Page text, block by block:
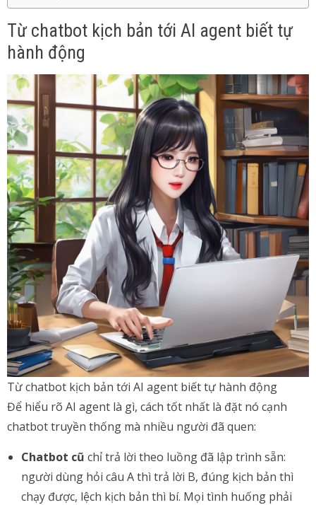
Từ chatbot kịch bản tới AI agent biết tự
hành động
Từ chatbot kịch bản tới AI agent biết tự hành động
Để hiểu rõ AI agent là gì, cách tốt nhất là đặt nó cạnh
chatbot truyền thống mà nhiều người đã quen:
Chatbot cũ chỉ trả lời theo luồng đã lập trình sẵn:
người dùng hỏi câu A thì trả lời B, đúng kịch bản thì
chạy được, lệch kịch bản thì bí. Mọi tình huống phải